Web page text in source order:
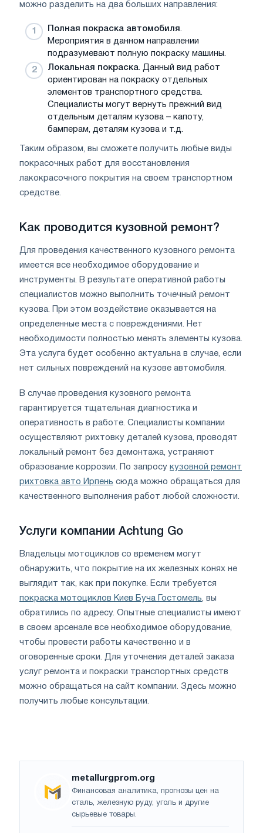
можно разделить на два больших направления:
Полная покраска автомобиля.
Мероприятия в данном направлении
подразумевают полную покраску машины.
Локальная покраска. Данный вид работ
ориентирован на покраску отдельных
элементов транспортного средства.
Специалисты могут вернуть прежний вид
отдельным деталям кузова – капоту,
бамперам, деталям кузова и т.д.
Таким образом, вы сможете получить любые виды
покрасочных работ для восстановления
лакокрасочного покрытия на своем транспортном
средстве.
Как проводится кузовной ремонт?
Для проведения качественного кузовного ремонта
имеется все необходимое оборудование и
инструменты. В результате оперативной работы
специалистов можно выполнить точечный ремонт
кузова. При этом воздействие оказывается на
определенные места с повреждениями. Нет
необходимости полностью менять элементы кузова.
Эта услуга будет особенно актуальна в случае, если
нет сильных повреждений на кузове автомобиля.
В случае проведения кузовного ремонта
гарантируется тщательная диагностика и
оперативность в работе. Специалисты компании
осуществляют рихтовку деталей кузова, проводят
локальный ремонт без демонтажа, устраняют
образование коррозии. По запросу кузовной ремонт
рихтовка авто Ирпень сюда можно обращаться для
качественного выполнения работ любой сложности.
Услуги компании Achtung Go
Владельцы мотоциклов со временем могут
обнаружить, что покрытие на их железных конях не
выглядит так, как при покупке. Если требуется
покраска мотоциклов Киев Буча Гостомель, вы
обратились по адресу. Опытные специалисты имеют
в своем арсенале все необходимое оборудование,
чтобы провести работы качественно и в
оговоренные сроки. Для уточнения деталей заказа
услуг ремонта и покраски транспортных средств
можно обращаться на сайт компании. Здесь можно
получить любые консультации.
metallurgprom.org
Финансовая аналитика, прогнозы цен на
сталь, железную руду, уголь и другие
сырьевые товары.